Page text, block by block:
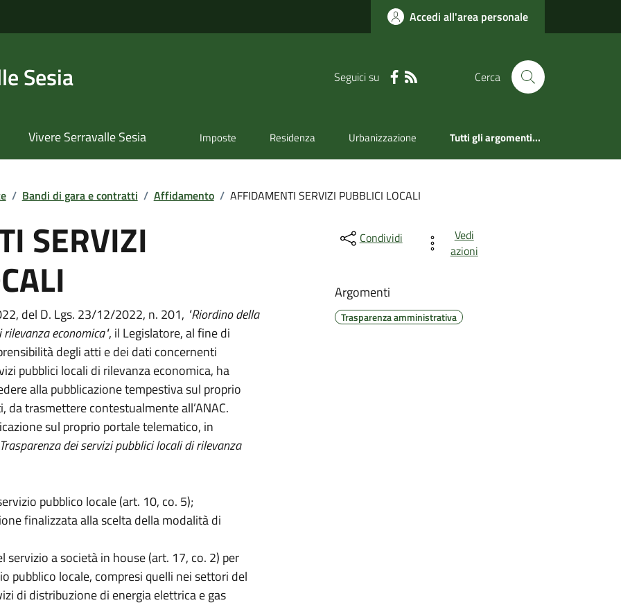
Accedi all'area personale
Sesia Seguici su Cerca
Vivere Serravalle Sesia Imposte Residenza Urbanizzazione Tutti gli argomenti...
/ Bandi di gara e contratti / Affidamento / AFFIDAMENTI SERVIZI PUBBLICI LOCALI
SERVIZI
del D. Lgs. 23/12/2022, n. 201, "Riordino della
economica", il Legislatore, al fine di
degli atti e dei dati concernenti
pubblici locali di rilevanza economica, ha
alla pubblicazione tempestiva sul proprio
trasmettere contestualmente all’ANAC.
sul proprio portale telematico, in
dei servizi pubblici locali di rilevanza
pubblico locale (art. 10, co. 5);
finalizzata alla scelta della modalità di
a società in house (art. 17, co. 2) per
pubblico locale, compresi quelli nei settori del
di distribuzione di energia elettrica e gas
Condividi
Vedi
azioni
Argomenti
Trasparenza amministrativa